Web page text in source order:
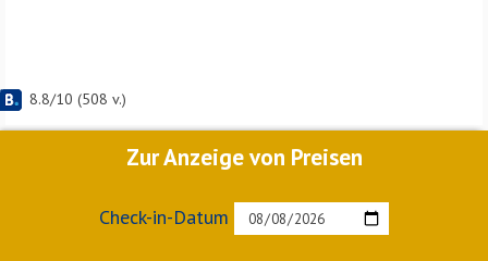
8.8/10 (508 v.)
Zur Anzeige von Preisen
Check-in-Datum